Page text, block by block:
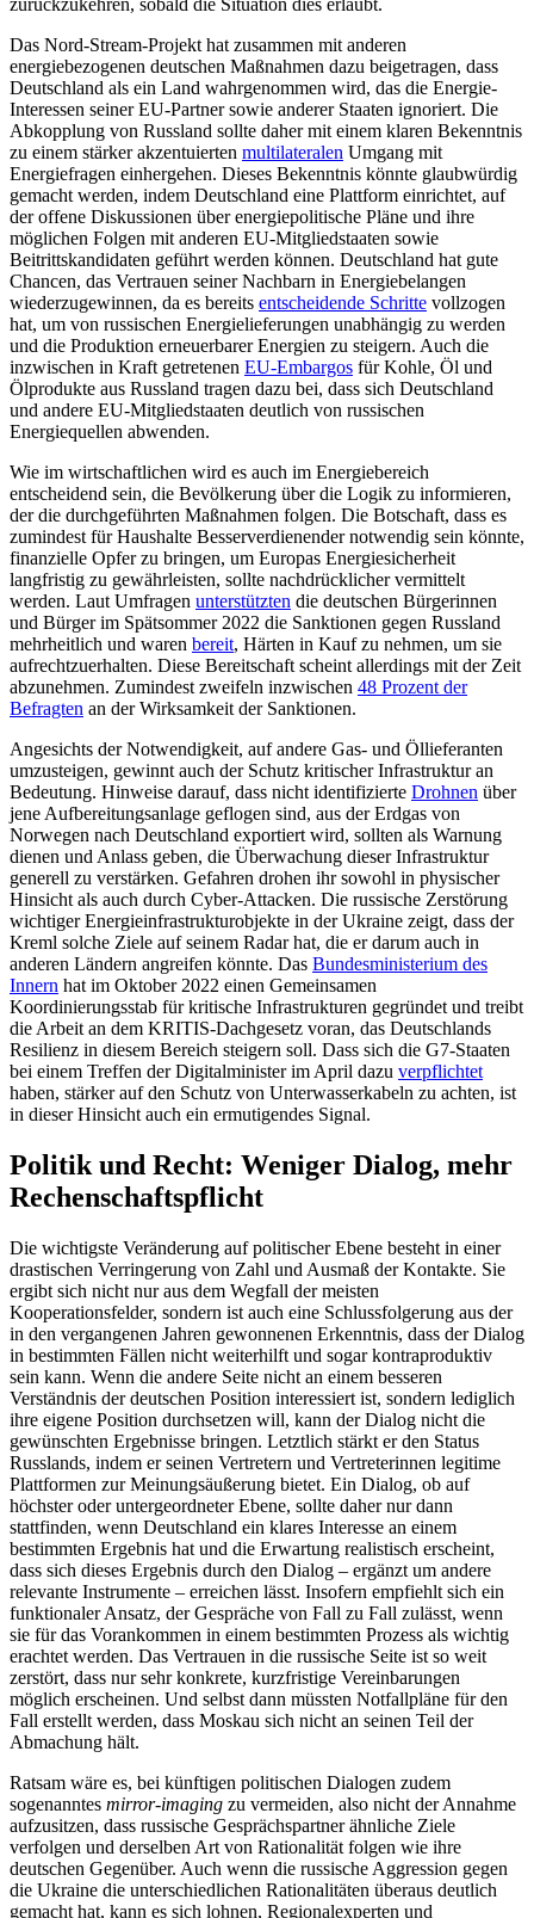
zurückzukehren, sobald die Situa­tion dies erlaubt.
Das Nord-Stream-Projekt hat zusammen mit anderen
energiebezogenen deutschen Maßnahmen dazu beigetragen, dass
Deutsch­land als ein Land wahrgenommen wird, das die Energie-
Interessen seiner EU-Partner sowie anderer Staaten ignoriert. Die
Ab­kopplung von Russland sollte daher mit einem klaren Bekenntnis
zu einem stärker akzentuierten multilateralen Umgang mit
Energiefragen einhergehen. Dieses Bekennt­nis könnte glaubwürdig
gemacht werden, indem Deutschland eine Plattform einrich­tet, auf
der offene Diskussionen über ener­giepolitische Pläne und ihre
möglichen Fol­gen mit anderen EU-Mitgliedstaaten sowie
Beitrittskandidaten geführt werden können. Deutschland hat gute
Chancen, das Ver­trauen seiner Nachbarn in Energiebelangen
wiederzugewinnen, da es bereits entschei­dende Schritte vollzogen
hat, um von russi­schen Energielieferungen unabhängig zu werden
und die Produktion erneuerbarer Energien zu steigern. Auch die
inzwischen in Kraft getretenen EU-Embargos für Kohle, Öl und
Ölprodukte aus Russland tragen dazu bei, dass sich Deutschland
und andere EU-Mitgliedstaaten deutlich von russischen
Energiequellen abwenden.
Wie im wirtschaftlichen wird es auch im Energiebereich
entscheidend sein, die Bevölkerung über die Logik zu informieren,
der die durchgeführten Maßnahmen fol­gen. Die Botschaft, dass es
zumindest für Haushalte Besserverdienender notwendig sein könnte,
finanzielle Opfer zu bringen, um Europas Energiesicherheit
langfristig zu gewährleisten, sollte nachdrücklicher ver­mittelt
werden. Laut Umfragen unterstützten die deutschen Bürgerinnen
und Bürger im Spätsommer 2022 die Sanktionen gegen Russ­land
mehrheitlich und waren bereit, Härten in Kauf zu nehmen, um sie
aufrecht­zuerhalten. Diese Bereitschaft scheint aller­dings mit der Zeit
abzunehmen. Zumindest zweifeln inzwischen 48 Prozent der
Befrag­ten an der Wirksamkeit der Sanktionen.
Angesichts der Notwendigkeit, auf an­dere Gas- und Öllieferanten
umzusteigen, gewinnt auch der Schutz kritischer Infra­struktur an
Bedeutung. Hinweise darauf, dass nicht identifizierte Drohnen über
jene Aufbereitungsanlage geflogen sind, aus der Erdgas von
Norwegen nach Deutschland exportiert wird, sollten als Warnung
dienen und Anlass geben, die Überwachung dieser Infrastruktur
generell zu verstärken. Gefah­ren drohen ihr sowohl in physischer
Hin­sicht als auch durch Cyber-Attacken. Die russische Zerstörung
wichtiger Energie­infrastrukturobjekte in der Ukraine zeigt, dass der
Kreml solche Ziele auf seinem Radar hat, die er darum auch in
anderen Ländern angreifen könnte. Das Bundes­ministerium des
Innern hat im Oktober 2022 einen Gemeinsamen
Koordinierungsstab für kritische Infrastrukturen gegründet und treibt
die Arbeit an dem KRITIS-Dach­gesetz voran, das Deutschlands
Resilienz in diesem Bereich steigern soll. Dass sich die G7-Staaten
bei einem Treffen der Digitalminister im April dazu verpflichtet
haben, stärker auf den Schutz von Unterwasser­kabeln zu achten, ist
in dieser Hinsicht auch ein ermutigendes Signal.
Politik und Recht: Weniger Dialog, mehr
Rechenschaftspflicht
Die wichtigste Veränderung auf politischer Ebene besteht in einer
drastischen Verrin­gerung von Zahl und Ausmaß der Kontakte. Sie
ergibt sich nicht nur aus dem Wegfall der meisten
Kooperationsfelder, sondern ist auch eine Schlussfolgerung aus der
in den vergangenen Jahren gewonnenen Erkenntnis, dass der Dialog
in bestimmten Fällen nicht weiterhilft und sogar kontraproduktiv
sein kann. Wenn die andere Seite nicht an einem besseren
Verständnis der deutschen Position interessiert ist, sondern lediglich
ihre eigene Position durchsetzen will, kann der Dialog nicht die
gewünschten Ergeb­nisse bringen. Letztlich stärkt er den Status
Russlands, indem er seinen Vertretern und Vertreterinnen legitime
Plattformen zur Meinungsäußerung bietet. Ein Dialog, ob auf
höchster oder untergeordneter Ebene, sollte daher nur dann
stattfinden, wenn Deutschland ein klares Interesse an einem
bestimmten Ergebnis hat und die Erwartung realistisch erscheint,
dass sich dieses Ergebnis durch den Dialog – ergänzt um andere
relevante Instrumente – erreichen lässt. Insofern empfiehlt sich ein
funktio­naler Ansatz, der Gespräche von Fall zu Fall zulässt, wenn
sie für das Vorankommen in einem bestimmten Prozess als wichtig
er­achtet werden. Das Vertrauen in die russi­sche Seite ist so weit
zerstört, dass nur sehr konkrete, kurzfristige Vereinbarungen
möglich erscheinen. Und selbst dann müss­ten Notfallpläne für den
Fall erstellt wer­den, dass Moskau sich nicht an seinen Teil der
Abmachung hält.
Ratsam wäre es, bei künftigen politischen Dialogen zudem
sogenanntes mirror-imaging zu vermeiden, also nicht der Annahme
auf­zusitzen, dass russische Gesprächspartner ähnliche Ziele
verfolgen und derselben Art von Rationalität folgen wie ihre
deutschen Gegenüber. Auch wenn die russische Ag­gression gegen
die Ukraine die unterschiedlichen Rationalitäten überaus deutlich
gemacht hat, kann es sich lohnen, Regio­nalexperten und